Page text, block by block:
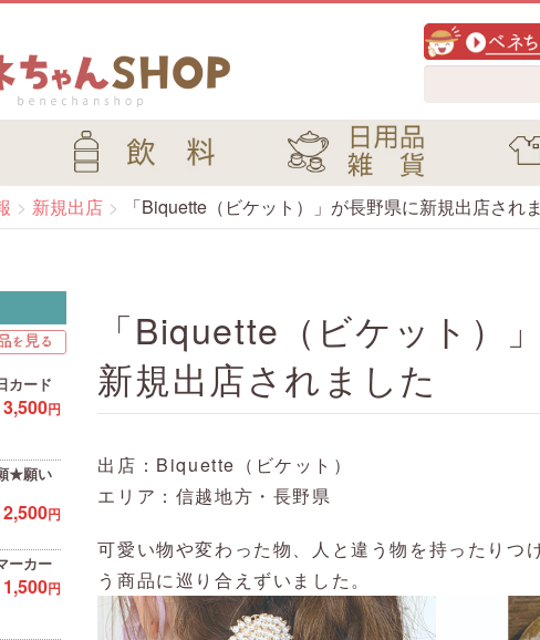
新規出店 「Biquette（ビケット）」が長野県に新規出店され
「Biquette（ビケット）
新規出店されました
出店：Biquette（ビケット）
エリア：信越地方・長野県
可愛い物や変わった物、人と違う物を持ったりつ
う商品に巡り合えずいました。
カード
3,500円
★願い
2,500円
ーカー
1,500円